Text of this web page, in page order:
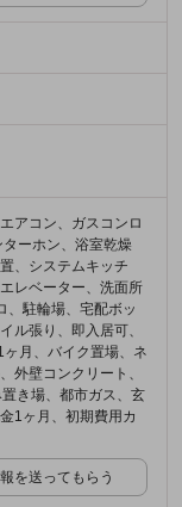
アコン、ガスコンロ
ーホン、浴室乾燥
、システムキッチ
レベーター、洗面所
、駐輪場、宅配ボッ
ル張り、即入居可、
月、バイク置場、ネ
外壁コンクリート、
き場、都市ガス、玄
1ヶ月、初期費用カ
を送ってもらう